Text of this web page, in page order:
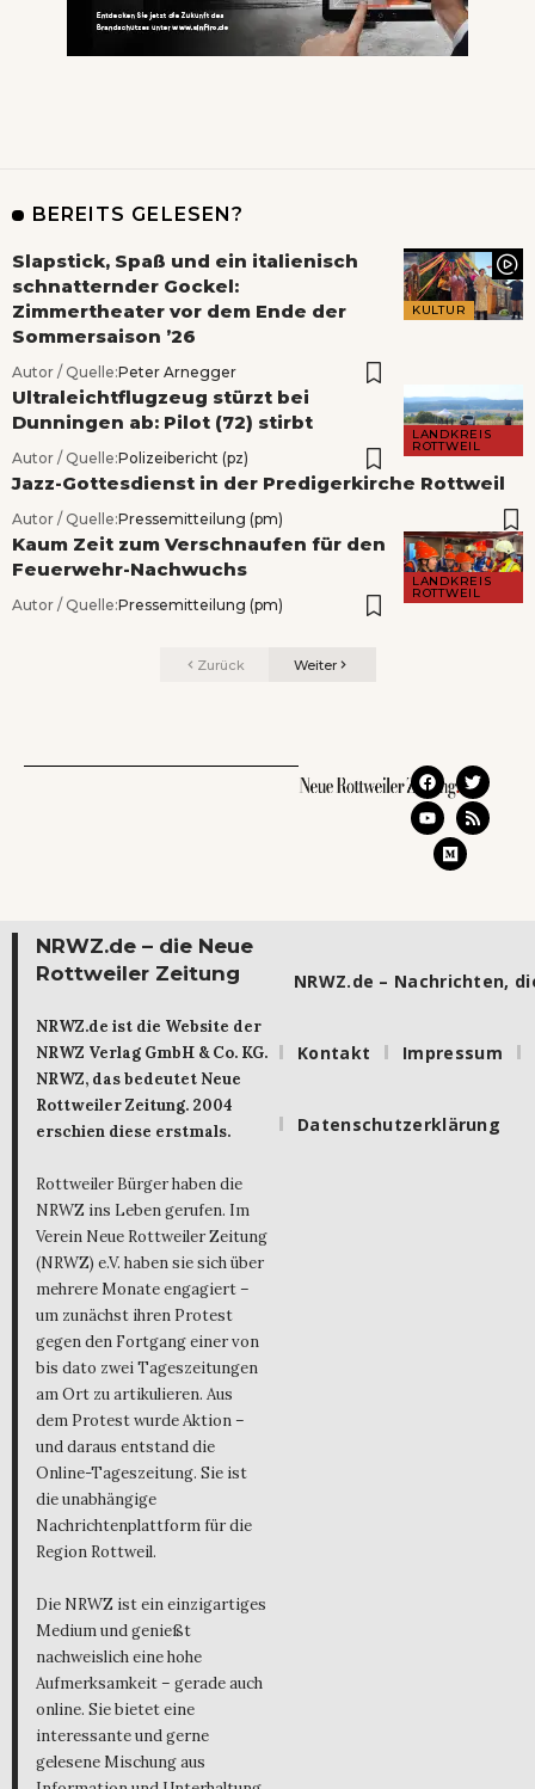
BEREITS GELESEN?
KULTUR
Slapstick, Spaß und ein italienisch
schnatternder Gockel:
Zimmertheater vor dem Ende der
Sommersaison ’26
Autor / Quelle:Peter Arnegger
LANDKREIS
ROTTWEIL
Ultraleichtflugzeug stürzt bei
Dunningen ab: Pilot (72) stirbt
Autor / Quelle:Polizeibericht (pz)
Jazz-Gottesdienst in der Predigerkirche Rottweil
Autor / Quelle:Pressemitteilung (pm)
LANDKREIS
ROTTWEIL
Kaum Zeit zum Verschnaufen für den
Feuerwehr-Nachwuchs
Autor / Quelle:Pressemitteilung (pm)
Zurück Weiter
NRWZ.de – die Neue
Rottweiler Zeitung
NRWZ.de ist die Website der
NRWZ Verlag GmbH & Co. KG.
NRWZ, das bedeutet Neue
Rottweiler Zeitung. 2004
erschien diese erstmals.
Rottweiler Bürger haben die
NRWZ ins Leben gerufen. Im
Verein Neue Rottweiler Zeitung
(NRWZ) e.V. haben sie sich über
mehrere Monate engagiert –
um zunächst ihren Protest
gegen den Fortgang einer von
bis dato zwei Tageszeitungen
am Ort zu artikulieren. Aus
dem Protest wurde Aktion –
und daraus entstand die
Online-Tageszeitung. Sie ist
die unabhängige
Nachrichtenplattform für die
Region Rottweil.
Die NRWZ ist ein einzigartiges
Medium und genießt
nachweislich eine hohe
Aufmerksamkeit – gerade auch
online. Sie bietet eine
interessante und gerne
gelesene Mischung aus
NRWZ.de – Nachrichten,
Kontakt Impressum
Datenschutzerklärung